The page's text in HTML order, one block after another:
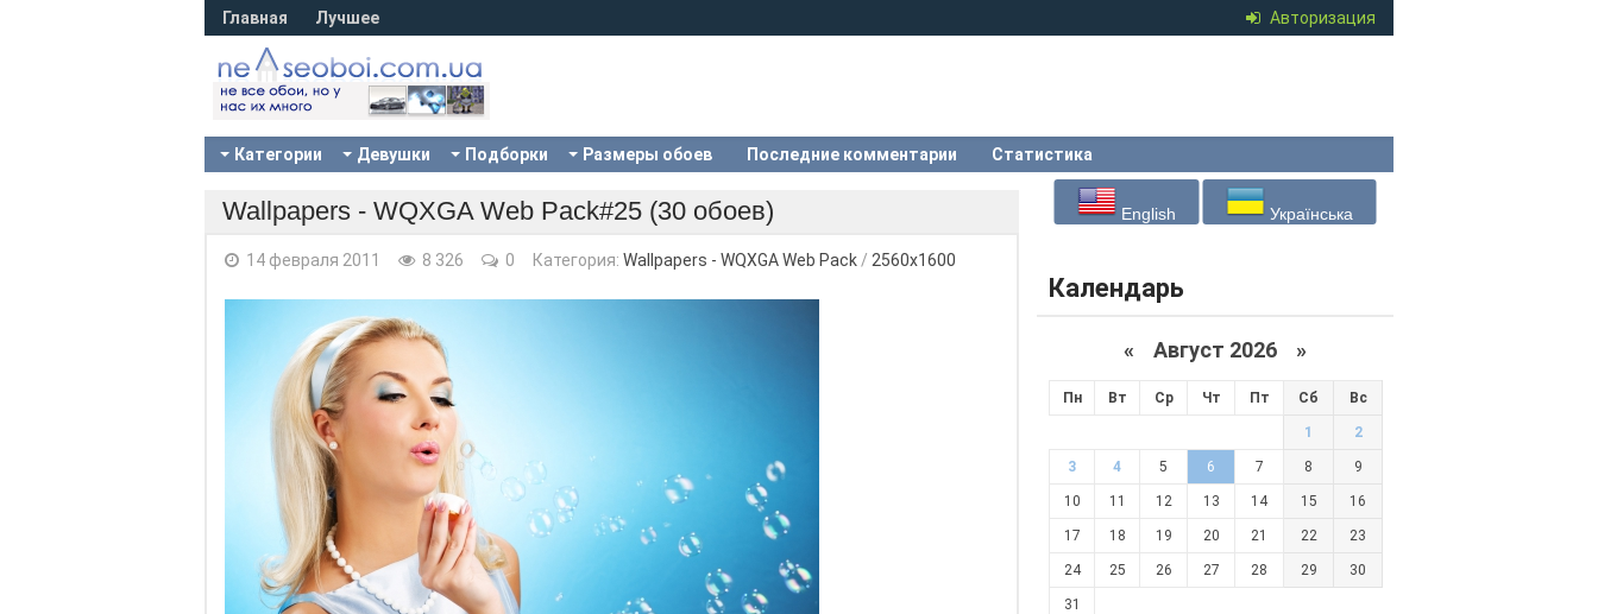
Авторизация
Главная Лучшее
Категории Девушки Подборки Размеры обоев Последние комментарии Статистика
Wallpapers - WQXGA Web Pack#25 (30 обоев)
14 февраля 2011 8 326 0 Категория: Wallpapers - WQXGA Web Pack / 2560x1600
English Українська
Календарь
« Август 2026 »
Пн Вт Ср Чт Пт Сб Вс
1 2
3 4 5 6 7 8 9
10 11 12 13 14 15 16
17 18 19 20 21 22 23
24 25 26 27 28 29 30
31